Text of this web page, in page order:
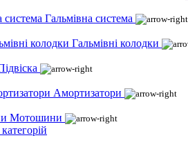
Гальмівна система
Гальмівні колодки
Амортизатори
Мотошини